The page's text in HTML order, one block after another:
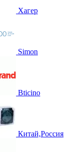
Хагер
Simon
Bticino
Китай,Россия